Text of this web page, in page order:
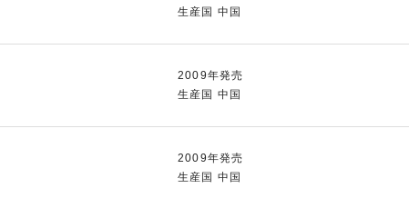
生産国 中国
2009年発売
生産国 中国
2009年発売
生産国 中国